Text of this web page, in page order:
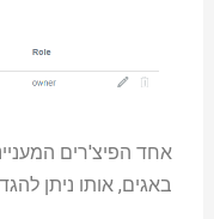
באגים, אותו ניתן